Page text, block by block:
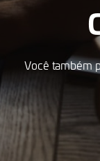
Você também